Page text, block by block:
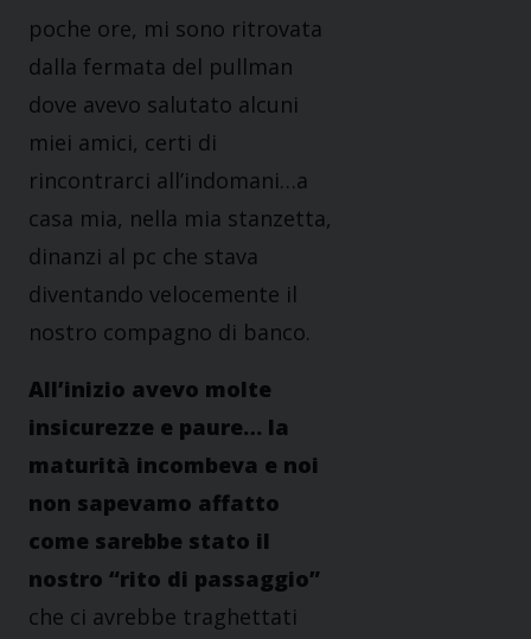
poche ore, mi sono ritrovata
dalla fermata del pullman
dove avevo salutato alcuni
miei amici, certi di
rincontrarci all’indomani…a
casa mia, nella mia stanzetta,
dinanzi al pc che stava
diventando velocemente il
nostro compagno di banco.
All’inizio avevo molte
insicurezze e paure… la
maturità incombeva e noi
non sapevamo affatto
come sarebbe stato il
nostro “rito di passaggio”
che ci avrebbe traghettati